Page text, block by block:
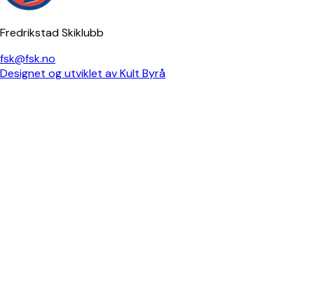
Fredrikstad Skiklubb
fsk@fsk.no
Designet og utviklet av Kult Byrå